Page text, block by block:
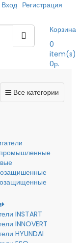
Вход Регистрация
Корзина
0
item(s)
0р.
Все категории
INSTART
INNOVERT
HYUNDAI